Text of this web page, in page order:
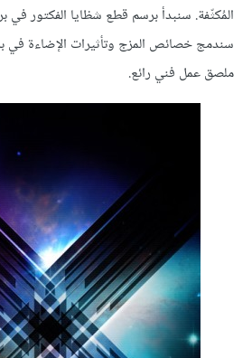
المُكثّفة. سنبدأ برسم قطع شظايا الفكتور في
سندمج خصائص المزج وتأثيرات الإضاءة في
ملصق عمل فني رائع.